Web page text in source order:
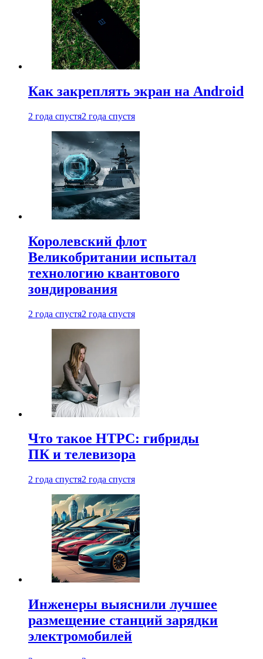
Как закреплять экран на Android
2 года спустя2 года спустя
Королевский флот
Великобритании испытал
технологию квантового
зондирования
2 года спустя2 года спустя
Что такое HTPC: гибриды
ПК и телевизора
2 года спустя2 года спустя
Инженеры выяснили лучшее
размещение станций зарядки
электромобилей